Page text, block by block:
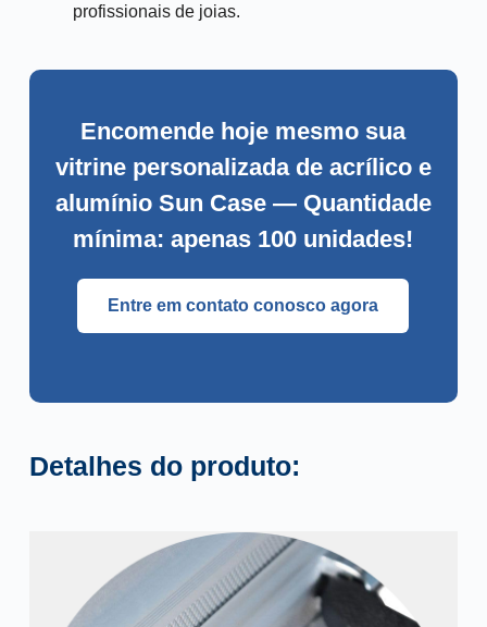
profissionais de joias.
Encomende hoje mesmo sua
vitrine personalizada de acrílico e
alumínio Sun Case — Quantidade
mínima: apenas 100 unidades!
Entre em contato conosco agora
Detalhes do produto: